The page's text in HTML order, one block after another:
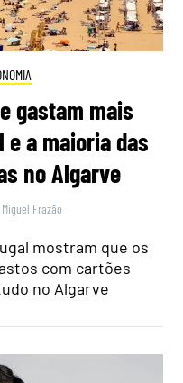
gastam mais
a maioria das
no Algarve
Miguel Frazão
mostram que os
com cartões
no Algarve